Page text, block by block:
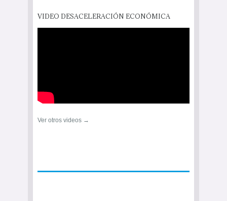
VIDEO DESACELERACIÓN ECONÓMICA
Ver otros videos →